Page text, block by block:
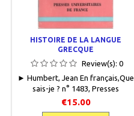
HISTOIRE DE LA LANGUE
GRECQUE
Review(s): 0
► Humbert, Jean En français,Que
sais-je ? n° 1483, Presses
Universitaires de France, 1972, 11
x 17,5, 126 pages, broché,
€15.00